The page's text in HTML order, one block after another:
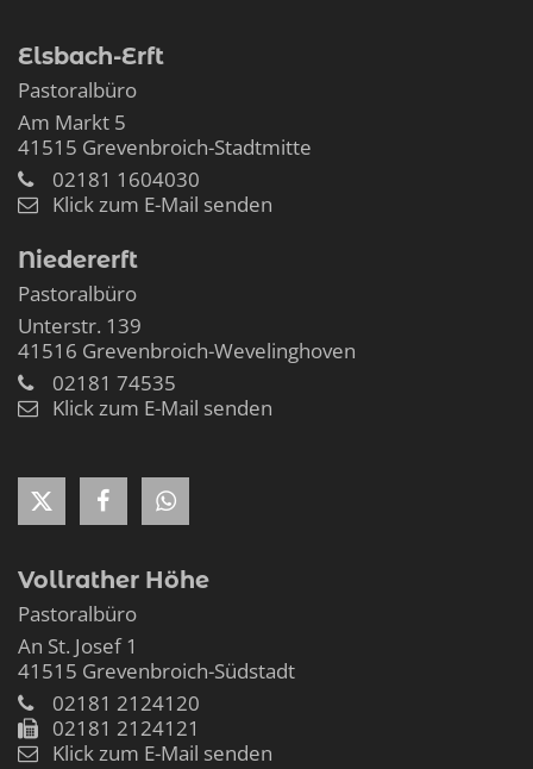
Elsbach-Erft
Pastoralbüro
Am Markt 5
41515 Grevenbroich-Stadtmitte
02181 1604030
Klick zum E-Mail senden
Niedererft
Pastoralbüro
Unterstr. 139
41516 Grevenbroich-Wevelinghoven
02181 74535
Klick zum E-Mail senden
Vollrather Höhe
Pastoralbüro
An St. Josef 1
41515 Grevenbroich-Südstadt
02181 2124120
02181 2124121
Klick zum E-Mail senden